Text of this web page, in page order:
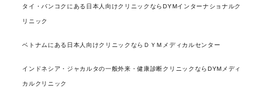
タイ・バンコクにある日本人向けクリニックならDYMインターナショナルク
リニック
ベトナムにある日本人向けクリニックならＤＹＭメディカルセンター
インドネシア・ジャカルタの一般外来・健康診断クリニックならDYMメディ
カルクリニック